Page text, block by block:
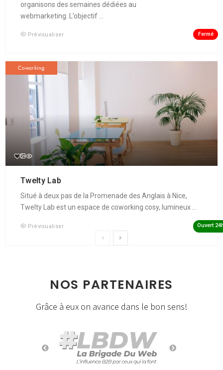
organisons des semaines dédiées au
webmarketing. L’objectif ...
Prévisualiser Fermé
Coworking
Twelty Lab
Situé à deux pas de la Promenade des Anglais à Nice,
Twelty Lab est un espace de coworking cosy, lumineux ...
Prévisualiser Ouvert
NOS PARTENAIRES
Grâce à eux on avance dans le bon sens!